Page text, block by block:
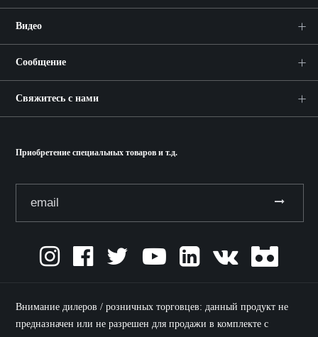
Видео
Сообщение
Свяжитесь с нами
Приобретение специальных товаров и т.д.
Внимание дилеров / розничных торговцев: данный продукт не
предназначен или не разрешен для продажи в комплекте с